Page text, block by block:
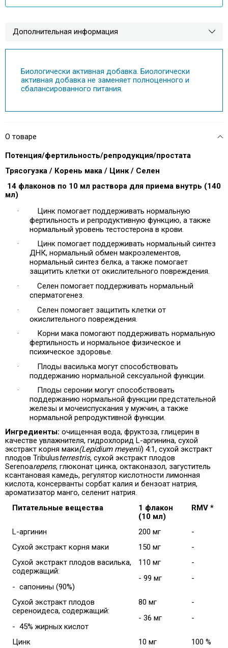
Дополнительная информация
Биологически активная добавка. Биологически
активная добавка не заменяет полноценного и
сбалансированного питания.
О товаре
Потенция/фертильность/репродукция/простата
Трясогузка / Корень мака / Цинк / Селен
14 флаконов по 10 мл раствора для приема внутрь (140
мл)
· Цинк помогает поддерживать нормальную
фертильность и репродуктивную функцию, а также
нормальный уровень тестостерона в крови.
· Цинк помогает поддерживать нормальный синтез
ДНК, нормальный обмен макроэлементов,
нормальный синтез белка, а также помогает
защитить клетки от окислительного повреждения.
· Селен помогает поддерживать нормальный
сперматогенез.
· Селен помогает защитить клетки от
окислительного повреждения.
· Корни мака помогают поддерживать нормальную
фертильность и нормальное физическое и
психическое здоровье.
· Плоды василька могут способствовать
поддержанию нормальной сексуальной функции.
·
Плоды серонии могут способствовать
поддержанию нормальной функции предстательной
железы и мочеиспускания у мужчин, а также
нормальной репродуктивной функции.
Ингредиенты: очищенная вода, фруктоза, глицерин в
качестве увлажнителя, гидрохлорид L-аргинина, сухой
экстракт корня маки(Lepidium meyenii) 4:1, сухой экстракт
плодов Tribulusterrestris, сухой экстракт плодов
Serenoarepens, глюконат цинка, октаконазол, загуститель
ксантановая камедь, регулятор кислотности лимонная
кислота, консерванты сорбат калия и бензоат натрия,
ароматизатор манго, селенит натрия.
Питательные вещества
1 флакон
(10 мл)
RMV *
L-аргинин 200 мг
-
Сухой экстракт корня маки
150 мг
-
Сухой экстракт плодов василька,
содержащий:
- сапонины (90%)
110 мг
- 99 мг
-
-
Сухой экстракт плодов
сереноидеса, содержащий:
- 45% жирных кислот
80 мг
- 36 мг
-
-
Цинк 10 мг 100 %